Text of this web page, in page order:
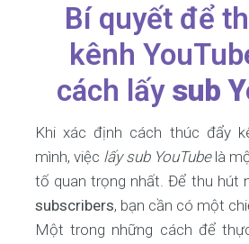
Bí quyết để
kênh
cách lấy sub
Khi xác định cách thúc đẩy
mình, việc lấy sub YouTubelà
tố quan trọng nhất. Để thu hút
subscribers, bạn cần có một
Một trong những cách để